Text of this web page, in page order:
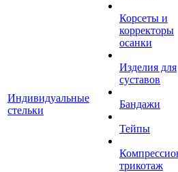
Индивидуальные
стельки
Корсеты и
корректоры
осанки
Изделия для
суставов
Бандажи
Тейпы
трикотаж